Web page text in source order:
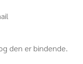
den er bindende.